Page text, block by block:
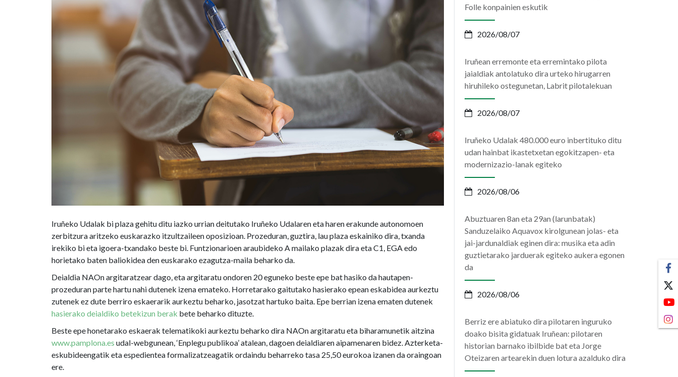
Iruñeko Udalak bi plaza gehitu ditu iazko urrian deitutako Iruñeko Udalaren eta haren erakunde autonomoen
zerbitzura aritzeko euskarazko itzultzaileen oposizioan. Prozeduran, guztira, lau plaza eskainiko dira, txanda
irekiko bi eta igoera-txandako beste bi. Funtzionarioen araubideko A mailako plazak dira eta C1, EGA edo
horietako baten baliokidea den euskarako ezagutza-maila beharko da.
Deialdia NAOn argitaratzear dago, eta argitaratu ondoren 20 eguneko beste epe bat hasiko da hautapen-
prozeduran parte hartu nahi dutenek izena emateko. Horretarako gaitutako hasierako epean eskabidea aurkeztu
zutenek ez dute berriro eskaerarik aurkeztu beharko, jasotzat hartuko baita. Epe berrian izena ematen dutenek
hasierako deialdiko betekizun berak bete beharko dituzte.
Beste epe honetarako eskaerak telematikoki aurkeztu beharko dira NAOn argitaratu eta biharamunetik aitzina
www.pamplona.es udal-webgunean, ‘Enplegu publikoa’ atalean, dagoen deialdiaren aipamenaren bidez. Azterketa-
eskubideengatik eta espedientea formalizatzeagatik ordaindu beharreko tasa 25,50 eurokoa izanen da oraingoan
ere.
Folle konpainien eskutik
2026/08/07
Iruñean erremonte eta erremintako pilota
jaialdiak antolatuko dira urteko hirugarren
hiruhileko ostegunetan, Labrit pilotalekuan
2026/08/07
Iruñeko Udalak 480.000 euro inbertituko ditu
udan hainbat ikastetxetan egokitzapen- eta
modernizazio-lanak egiteko
2026/08/06
Abuztuaren 8an eta 29an (larunbatak)
Sanduzelaiko Aquavox kirolgunean jolas- eta
jai-jardunaldiak eginen dira: musika eta adin
guztietarako jarduerak egiteko aukera egonen
da
2026/08/06
Berriz ere abiatuko dira pilotaren inguruko
doako bisita gidatuak Iruñean: pilotaren
historian barnako ibilbide bat eta Jorge
Oteizaren artearekin duen lotura azalduko dira